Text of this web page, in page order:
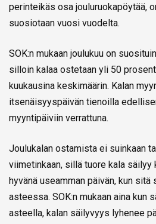
perinteikäs osa jouluruokapöytää,
suosiotaan vuosi vuodelta.
SOK:n mukaan joulukuu on
silloin kalaa ostetaan yli 50
kuukausina keskimäärin. Kalan
itsenäisyyspäivän tienoilla
myyntipäiviin verrattuna.
Joulukalan ostamista ei suinkaan
viimetinkaan, sillä tuore kala säilyy
hyvänä useamman päivän, kun sitä
asteessa. SOK:n mukaan aina kun
asteella, kalan säilyvyys lyhenee